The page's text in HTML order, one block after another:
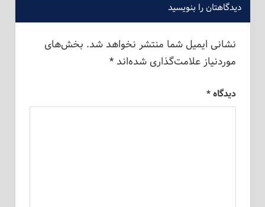
دیدگاهتان را بنویسید
نشانی ایمیل شما منتشر نخواهد شد. بخش‌های
موردنیاز علامت‌گذاری شده‌اند*
دیدگاه*